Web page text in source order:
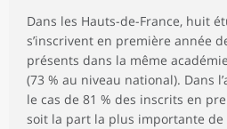
Dans les Hauts-de-France, huit
s’inscrivent en première année
présents dans la même
(73 % au niveau national). Dans
le cas de 81 % des inscrits en
soit la part la plus importante de